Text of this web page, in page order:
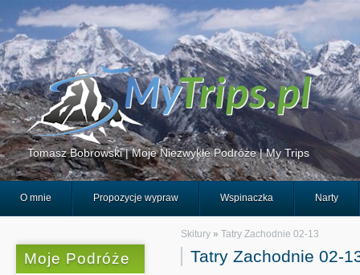
Tomasz Bobrowski | Moje Niezwykłe Podróże | My Trips
O mnie Propozycje wypraw Wspinaczka Narty
Moje Podróże Tatry Zachodnie 02-
Skitury» Tatry Zachodnie 02-13